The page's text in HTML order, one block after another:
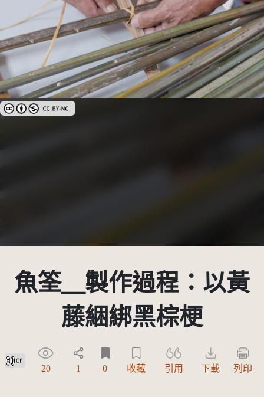
創用CC姓名標示-非商業性 3.0 台灣及其後版本(CC BY-NC 3.0 TW +)
魚筌＿製作過程：以黃
藤綑綁黑棕梗
創用CC姓名標示 3.0 台灣及其後版本(CC BY 3.0 TW +)
20 1 0 收藏 引用 下載 列印